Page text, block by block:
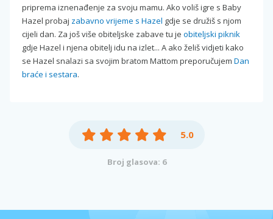
priprema iznenađenje za svoju mamu. Ako voliš igre s Baby
Hazel probaj zabavno vrijeme s Hazel gdje se družiš s njom
cijeli dan. Za još više obiteljske zabave tu je obiteljski piknik
gdje Hazel i njena obitelj idu na izlet... A ako želiš vidjeti kako
se Hazel snalazi sa svojim bratom Mattom preporučujem Dan
braće i sestara.
5.0
Broj glasova: 6